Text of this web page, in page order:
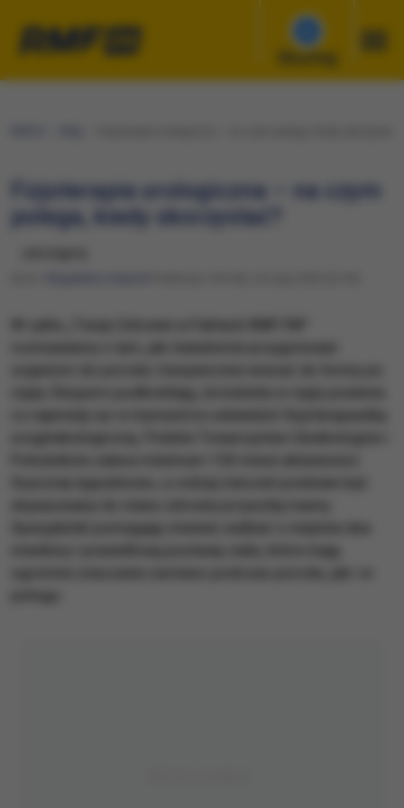
Słuchaj
Fizjoterapia urologiczna – na czym
polega, kiedy skorzystać?